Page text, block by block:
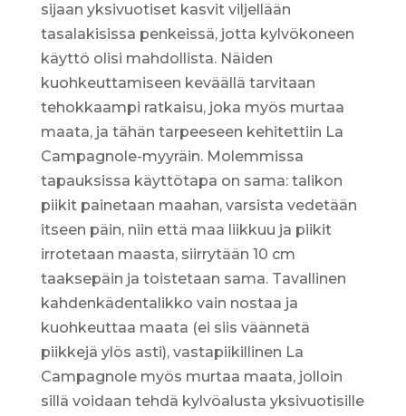
sijaan yksivuotiset kasvit viljellään
tasalakisissa penkeissä, jotta kylvökoneen
käyttö olisi mahdollista. Näiden
kuohkeuttamiseen keväällä tarvitaan
tehokkaampi ratkaisu, joka myös murtaa
maata, ja tähän tarpeeseen kehitettiin La
Campagnole-myyräin. Molemmissa
tapauksissa käyttötapa on sama: talikon
piikit painetaan maahan, varsista vedetään
itseen päin, niin että maa liikkuu ja piikit
irrotetaan maasta, siirrytään 10 cm
taaksepäin ja toistetaan sama. Tavallinen
kahdenkädentalikko vain nostaa ja
kuohkeuttaa maata (ei siis väännetä
piikkejä ylös asti), vastapiikillinen La
Campagnole myös murtaa maata, jolloin
sillä voidaan tehdä kylvöalusta yksivuotisille